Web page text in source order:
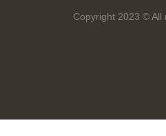
Copyright 2023 © All